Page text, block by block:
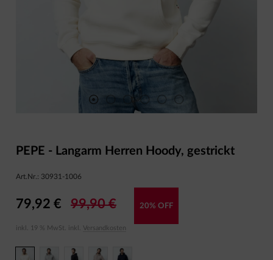
PEPE - Langarm Herren Hoody, gestrickt
Art.Nr.: 30931-1006
79,92 € 99,90 € 20% OFF
inkl. 19 % MwSt. inkl. Versandkosten